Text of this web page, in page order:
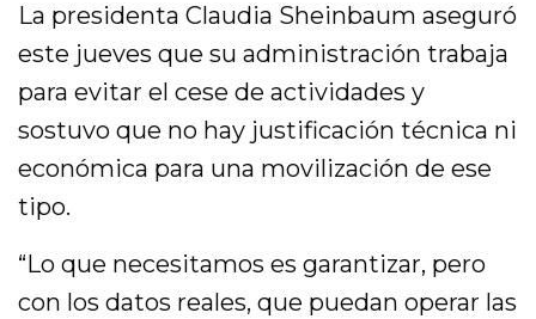
La presidenta Claudia Sheinbaum aseguró
este jueves que su administración trabaja
para evitar el cese de actividades y
sostuvo que no hay justificación técnica ni
económica para una movilización de ese
tipo.
“Lo que necesitamos es garantizar, pero
con los datos reales, que puedan operar las